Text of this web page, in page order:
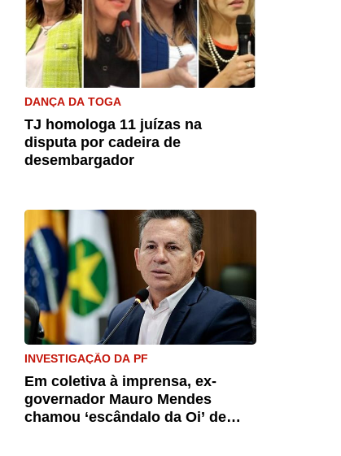
DANÇA DA TOGA
TJ homologa 11 juízas na
disputa por cadeira de
desembargador
INVESTIGAÇÃO DA PF
Em coletiva à imprensa, ex-
governador Mauro Mendes
chamou ‘escândalo da Oi’ de